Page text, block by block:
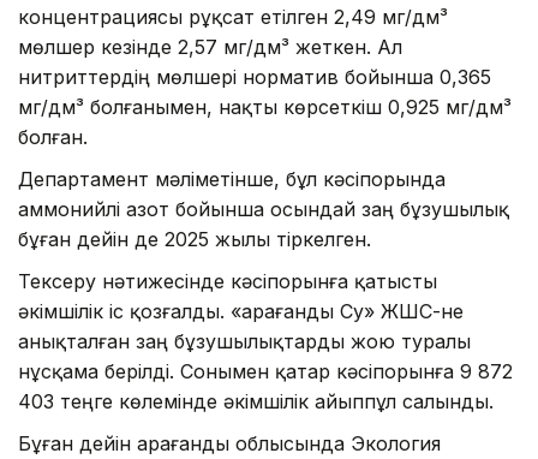
концентрациясы рұқсат етілген 2,49 мг/дм³
мөлшер кезінде 2,57 мг/дм³ жеткен. Ал
нитриттердің мөлшері норматив бойынша 0,365
мг/дм³ болғанымен, нақты көрсеткіш 0,925 мг/дм³
болған.
Департамент мәліметінше, бұл кәсіпорында
аммонийлі азот бойынша осындай заң бұзушылық
бұған дейін де 2025 жылы тіркелген.
Тексеру нәтижесінде кәсіпорынға қатысты
әкімшілік іс қозғалды. «Қарағанды Су» ЖШС-не
анықталған заң бұзушылықтарды жою туралы
нұсқама берілді. Сонымен қатар кәсіпорынға 9 872
403 теңге көлемінде әкімшілік айыппұл салынды.
Бұған дейін Қарағанды облысында Экология